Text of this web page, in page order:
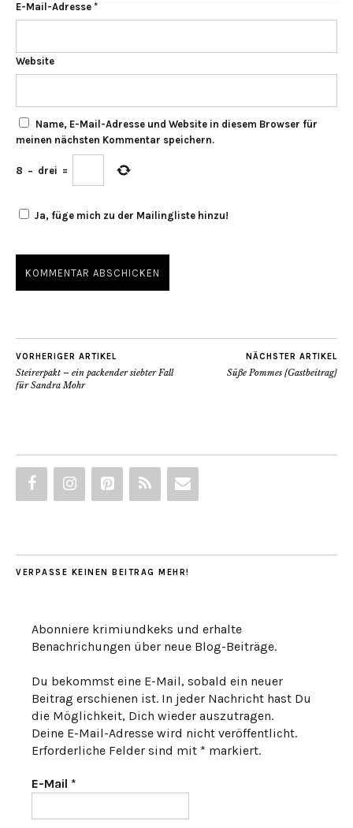
E-Mail-Adresse *
Website
Name, E-Mail-Adresse und Website in diesem Browser für
meinen nächsten Kommentar speichern.
8 − drei =
Ja, füge mich zu der Mailingliste hinzu!
VORHERIGER ARTIKEL
Steirerpakt – ein packender siebter Fall
für Sandra Mohr
NÄCHSTER ARTIKEL
Süße Pommes {Gastbeitrag}
VERPASSE KEINEN BEITRAG MEHR!
Abonniere krimiundkeks und erhalte
Benachrichungen über neue Blog-Beiträge.
Du bekommst eine E-Mail, sobald ein neuer
Beitrag erschienen ist. In jeder Nachricht hast Du
die Möglichkeit, Dich wieder auszutragen.
Deine E-Mail-Adresse wird nicht veröffentlicht.
Erforderliche Felder sind mit * markiert.
E-Mail *